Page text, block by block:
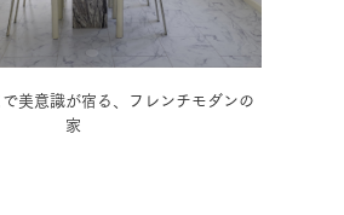
美意識が宿る、フレンチモダンの
家